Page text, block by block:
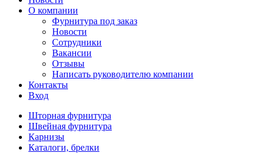
О компании
Фурнитура под заказ
Новости
Сотрудники
Вакансии
Отзывы
Написать руководителю компании
Контакты
Вход
Шторная фурнитура
Швейная фурнитура
Карнизы
Каталоги, брелки